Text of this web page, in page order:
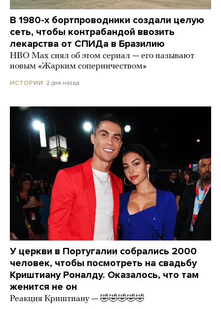
В 1980-х бортпроводники создали целую
сеть, чтобы контрабандой ввозить
лекарства от СПИДа в Бразилию
HBO Max снял об этом сериал — его называют
новым «Жарким соперничеством»
ИСТОРИИ 2 дня назад
У церкви в Португалии собрались 2000
человек, чтобы посмотреть на свадьбу
Криштиану Роналду. Оказалось, что там
женится не он
Реакция Криштиану — 🤣🤣🤣🤣🤣